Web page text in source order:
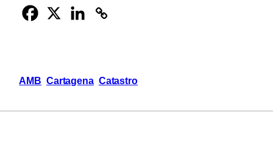
AMB Cartagena Catastro